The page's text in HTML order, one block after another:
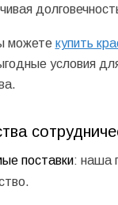
можете купить
условия
поставки: наша